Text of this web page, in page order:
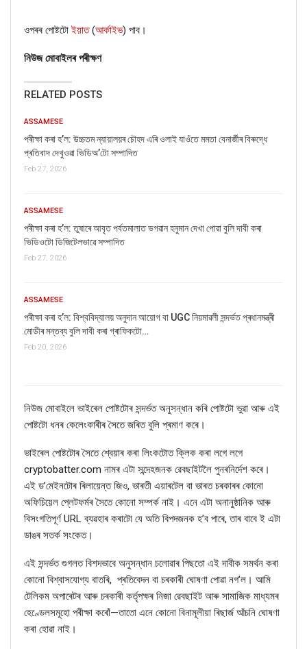
ওপৰৰ পোষ্টটো ইয়াত(আৰ্কাইভ) পাব।
নিউজ মোবাইলৰ পৰীক্ষণ
RELATED POSTS
ASSAMESE
পৰীক্ষা কৰা হ’ল: উচ্চতম ন্যায়ালয়ৰ চৌহদ এৰি ওলাই যাওঁতে মমতা বেনাৰ্জীৰ বিৰুদ্ধে
প্ৰতিবাদ দেখুওৱা ভিডিঅ’টো সম্পাদিত
Feb 27, 2026
ASSAMESE
পৰীক্ষা কৰা হ’ল: তুষাৰে আবৃত পৰ্বতমালাত ভগৱান হনুমান দেখা পোৱা বুলি দাবী কৰা
ভিডিওটো ডিজিটেলভাৱে সম্পাদিত
Feb 27, 2026
ASSAMESE
পৰীক্ষা কৰা হ’ল: বিশ্ববিদ্যালয় অনুদান আয়োগ বা UGC নিয়মাৱলী সন্দৰ্ভত প্ৰধানমন্ত্ৰী
মোডীৰ মন্তব্য বুলি দাবী কৰা গ্ৰাফিকটো…
Feb 20, 2026
নিউজ মোবাইলে ভাইৰেল পোষ্টটোৰ সন্দৰ্ভত অনুসন্ধান কৰি পোষ্টটো ভুৱা আৰু এই
পোষ্টটো ধনৰ কেলেংকাৰীৰ সৈতে জৰিত বুলি প্ৰমাণ কৰে।
ভাইৰেল পোষ্টটোৰ সৈতে শ্বেয়াৰ কৰা লিংকটোত ক্লিক কৰা লগে লগে
cryptobatter.com নামৰ এটা সন্দেহজনক ৱেবছাইটলৈ পুনৰনিৰ্দেশ কৰে।
এই ড’মেইনটোৰ ৰিলায়েন্ত জিও, ভাৰতী এয়াৰটেল বা ভাৰত চৰকাৰৰ কোনো
অফিচিয়েল প্লেটফৰ্মৰ সৈতে কোনো সম্পৰ্ক নাই। এনে এটা অনানুষ্ঠানিক আৰু
বিসংগতিপূৰ্ণURLব্যৱহাৰ কৰাটো যে অতি বিপদজনক হ’ব পাৰে, তাৰ বাবে ই এটা
ডাঙৰ সতর্ক সংকেত।
এই সন্দৰ্ভত গুগলত বিশদভাবে অনুসন্ধান চলোৱাৰ পিছতো এই দাবীক সমৰ্থন কৰা
কোনো বিশ্বাসযোগ্য বাতৰি, প্ৰতিবেদন বা চৰকাৰী ঘোষণা পোৱা নগ’ল। আমি
টেলিকম অপাৰেটৰ আৰু চৰকাৰী কৰ্তৃপক্ষৰ নিজা ৱেবছাইট আৰু সামাজিক মাধ্যমৰ
হেণ্ডেলসমূহো পৰীক্ষা কৰোঁ—তাতো এনে কোনো বিনামূলীয়া ৰিছাৰ্জ আঁচনি ঘোষণা
কৰা হোৱা নাই।